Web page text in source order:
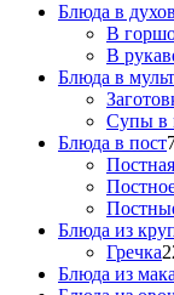
Блюда в
В
В
Блюда в
Супы в
Блюда в пост
Блюда из
Гречка
Блюда из